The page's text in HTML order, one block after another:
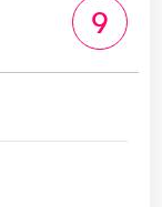
9